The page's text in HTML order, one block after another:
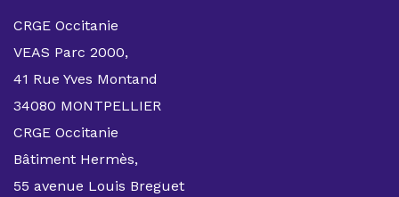
CRGE Occitanie
VEAS Parc 2000,
41 Rue Yves Montand
34080 MONTPELLIER
CRGE Occitanie
Bâtiment Hermès,
55 avenue Louis Breguet